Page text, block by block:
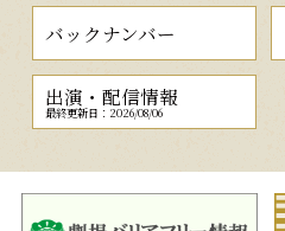
バックナンバー
出演・配信情報
最終更新日：2026/08/06